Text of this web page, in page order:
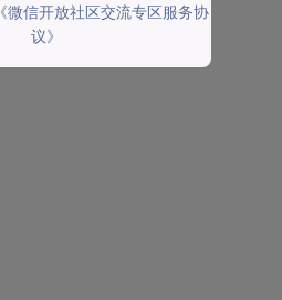
《微信开放社区交流专区服务协
议》